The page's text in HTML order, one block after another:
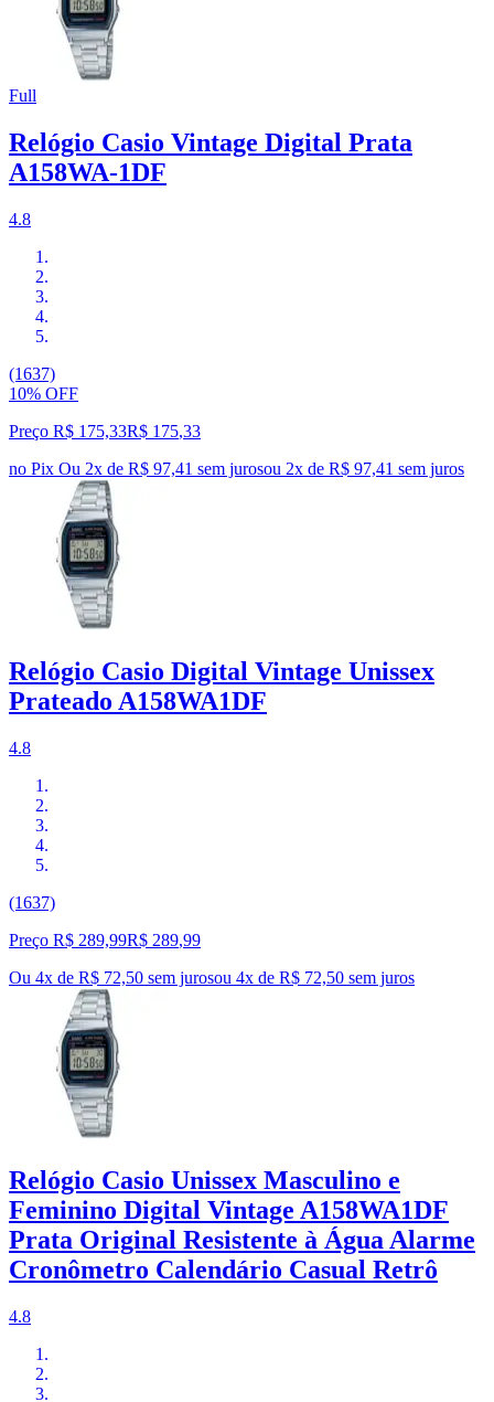
Full
Relógio Casio Vintage Digital Prata
A158WA-1DF
4.8
(1637)
10% OFF
Preço R$ 175,33R$ 175,33
no Pix Ou 2x de R$ 97,41 sem jurosou 2x de R$ 97,41 sem juros
Relógio Casio Digital Vintage Unissex
Prateado A158WA1DF
4.8
(1637)
Preço R$ 289,99R$ 289,99
Ou 4x de R$ 72,50 sem jurosou 4x de R$ 72,50 sem juros
Relógio Casio Unissex Masculino e
Feminino Digital Vintage A158WA1DF
Prata Original Resistente à Água Alarme
Cronômetro Calendário Casual Retrô
4.8